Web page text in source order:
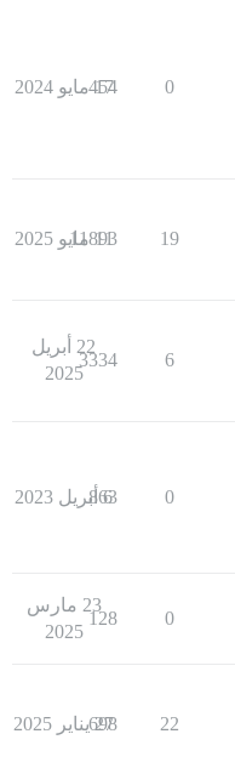
0
454
17 مايو 2024
19
11893
11 مايو 2025
6
3334
22 أبريل
2025
0
863
6 أبريل 2023
0
128
23 مارس
2025
22
698
27 يناير 2025